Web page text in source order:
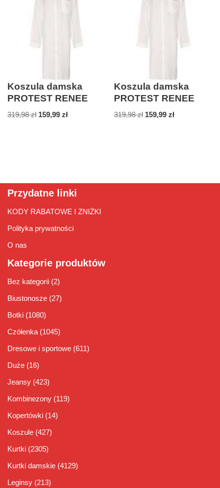
Koszula damska
PROTEST RENEE
319,98zł 159,99 zł
Koszula damska
PROTEST RENEE
319,98zł 159,99zł
Przydatne linki
KODY RABATOWE I ZNIŻKI
Polityka prywatności
O nas
Kategorie produktów
Bez kategorii (2)
Biustonosze (27)
Botki (1080)
Czółenka (1045)
Dresowe i sportowe (611)
Duże (16)
Jeansy (423)
Kombinezony (119)
Kopertówki (14)
Koszule (427)
Kurtki (2305)
Kurtki damskie (4129)
Leginsy (213)